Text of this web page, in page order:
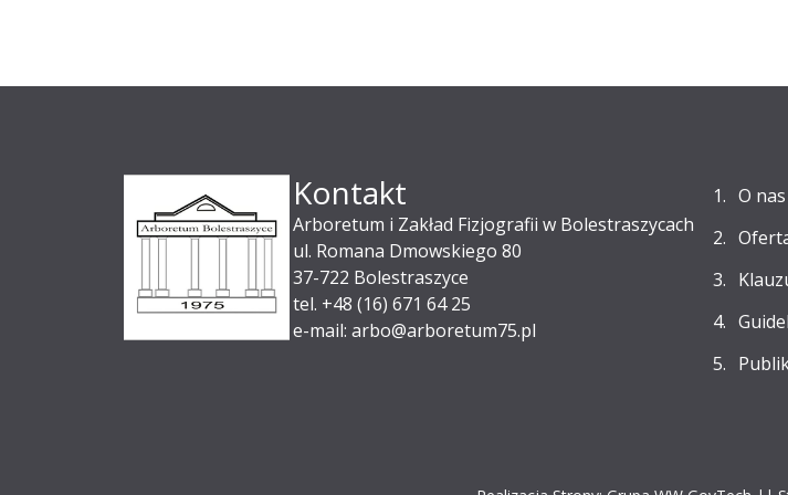
Kontakt
Arboretum i Zakład Fizjografii w Bolestraszycach
ul. Romana Dmowskiego 80
37-722 Bolestraszyce
tel. +48 (16) 671 64 25
e-mail: arbo@arboretum75.pl
O nas